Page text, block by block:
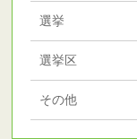
選挙
選挙区
その他